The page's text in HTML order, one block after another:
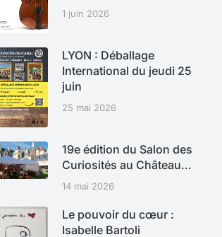
1 juin 2026
LYON : Déballage
International du jeudi 25
juin
25 mai 2026
19e édition du Salon des
Curiosités au Château…
14 mai 2026
Le pouvoir du cœur :
Isabelle Bartoli